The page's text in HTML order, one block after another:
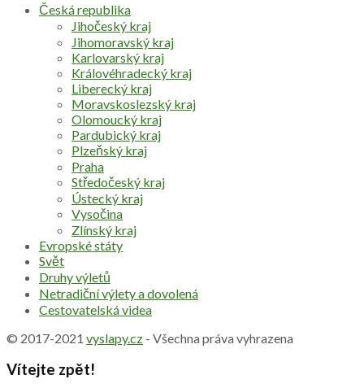
Česká republika
Jihočeský kraj
Jihomoravský kraj
Karlovarský kraj
Královéhradecký kraj
Liberecký kraj
Moravskoslezský kraj
Olomoucký kraj
Pardubický kraj
Plzeňský kraj
Praha
Středočeský kraj
Ústecký kraj
Vysočina
Zlínský kraj
Evropské státy
Svět
Druhy výletů
Netradiční výlety a dovolená
Cestovatelská videa
© 2017-2021 vyslapy.cz - Všechna práva vyhrazena
Vítejte zpět!